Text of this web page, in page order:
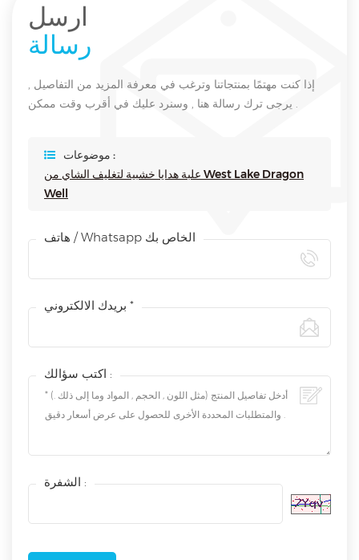
ارسل
رسالة
إذا كنت مهتمًا بمنتجاتنا وترغب في معرفة المزيد من التفاصيل ,
يرجى ترك رسالة هنا , وسنرد عليك في أقرب وقت ممكن .
موضوعات :
علبة هدايا خشبية لتغليف الشاي من West Lake Dragon
Well
هاتف / Whatsapp الخاص بك
بريدك الالكتروني *
اكتب سؤالك :
الشفرة :